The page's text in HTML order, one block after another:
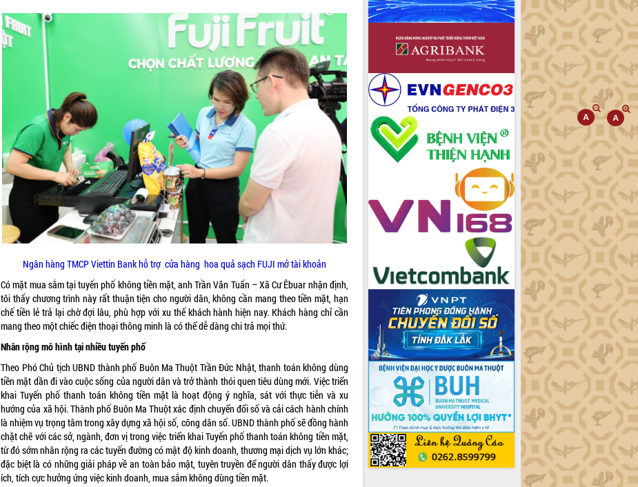
Ngân hàng TMCP Viettin Bank hỗ trợ cửa hàng hoa quả sạch FUJI mở tài khoản
Có mặt mua sắm tại tuyến phố không tiền mặt, anh Trần Văn Tuấn – Xã Cư Êbuar nhận định,
tôi thấy chương trình này rất thuận tiện cho người dân, không cần mang theo tiền mặt, hạn
chế tiền lẻ trả lại chờ đợi lâu, phù hợp với xu thế khách hành hiện nay. Khách hàng chỉ cần
mang theo một chiếc điện thoại thông minh là có thể dễ dàng chi trả mọi thứ.
Nhân rộng mô hình tại nhiều tuyến phố
Theo Phó Chủ tịch UBND thành phố Buôn Ma Thuột Trần Đức Nhật, thanh toán không dùng
tiền mặt dần đi vào cuộc sống của người dân và trở thành thói quen tiêu dùng mới. Việc triển
khai Tuyến phố thanh toán không tiền mặt là hoạt động ý nghĩa, sát với thực tiễn và xu
hướng của xã hội. Thành phố Buôn Ma Thuột xác định chuyển đổi số và cải cách hành chính
là nhiệm vụ trọng tâm trong xây dựng xã hội số, công dân số. UBND thành phố sẽ đồng hành
chặt chẽ với các sở, ngành, đơn vị trong việc triển khai Tuyến phố thanh toán không tiền mặt,
từ đó sớm nhân rộng ra các tuyến đường có mật độ kinh doanh, thương mại dịch vụ lớn khác;
đặc biệt là có những giải pháp về an toàn bảo mật, tuyên truyền để người dân thấy được lợi
ích, tích cực hưởng ứng việc kinh doanh, mua sắm không dùng tiền mặt.